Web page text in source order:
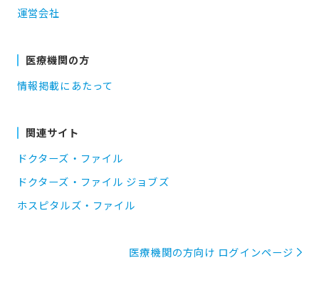
運営会社
医療機関の方
情報掲載にあたって
関連サイト
ドクターズ・ファイル
ドクターズ・ファイル ジョブズ
ホスピタルズ・ファイル
医療機関の方向け ログインページ